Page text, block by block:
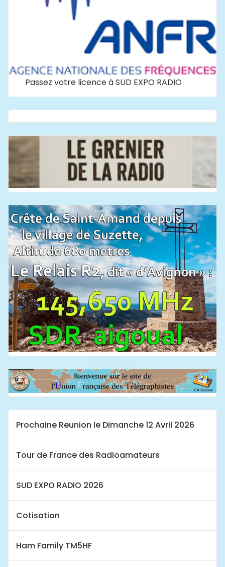
Passez votre licence à SUD EXPO RADIO
Prochaine Reunion le Dimanche 12 Avril 2026
Tour de France des Radioamateurs
SUD EXPO RADIO 2026
Cotisation
Ham Family TM5HF